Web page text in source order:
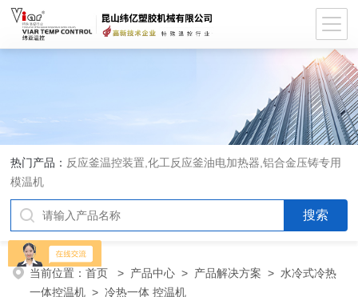
热门产品： 反应釜温控装置,化工反应釜油电加热器,铝合金压铸专用
模温机
当前位置：首页 > 产品中心 > 产品解决方案 > 水冷式冷热
一体控温机 > 冷热一体 控温机